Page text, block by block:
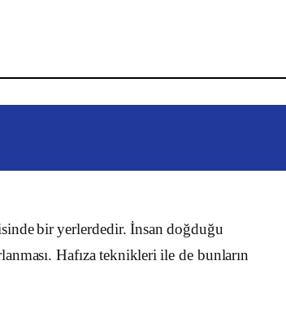
biryerlerdedir.İnsan doğduğu
.Hafızateknikleriile de bunların